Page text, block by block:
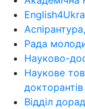
Рада
Науково-
Наукове
Відділ